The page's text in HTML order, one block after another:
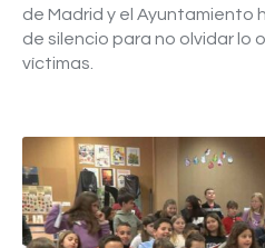
de Madrid y el Ayuntamiento
de silencio para no olvidar lo
víctimas.